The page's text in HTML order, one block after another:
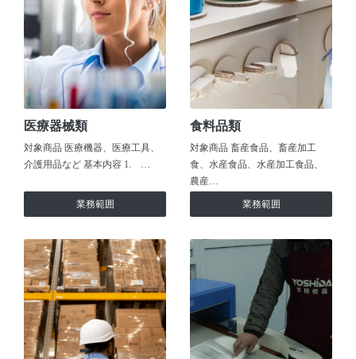
医療器械類
対象商品 医療機器、医療工具、
介護用品など 基本内容 1. …
業務範囲
食料品類
対象商品 畜産食品、畜産加工
食、水産食品、水産加工食品、
農産…
業務範囲